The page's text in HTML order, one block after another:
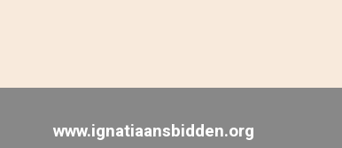
www.ignatiaansbidden.org